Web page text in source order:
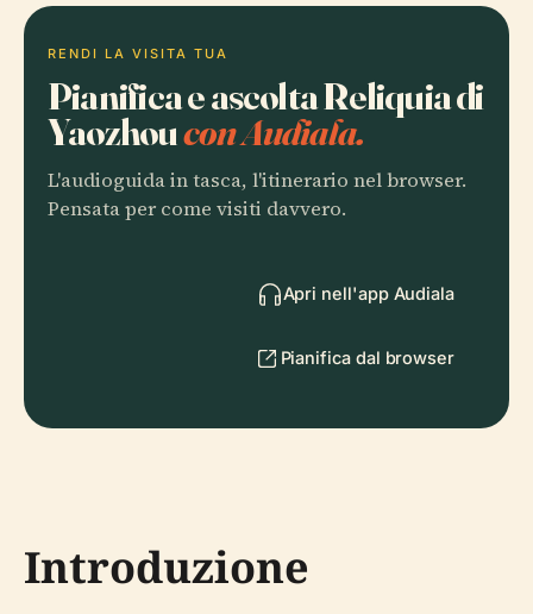
RENDI LA VISITA TUA
Pianifica e ascolta Reliquia di
Yaozhoucon Audiala.
L'audioguida in tasca, l'itinerario nel browser.
Pensata per come visiti davvero.
Apri nell'app Audiala
Pianifica dal browser
Introduzione